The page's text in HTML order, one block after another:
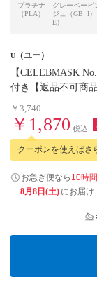
プラチナ
（PLA）
グレーベー
ジュ（GB
E）
ピ
I）
U （ユー）
【CELEBMASK
付き【返品不可商
￥3,740
￥1,870 税込
クーポンを使えばさ
お急ぎ便なら 10時
8月8日(土) にお届け